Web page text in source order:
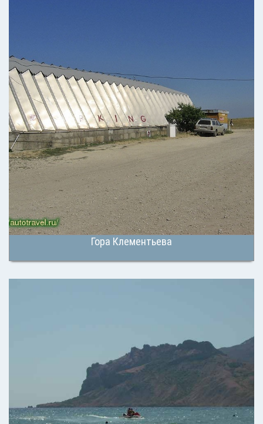
Гора Клементьева